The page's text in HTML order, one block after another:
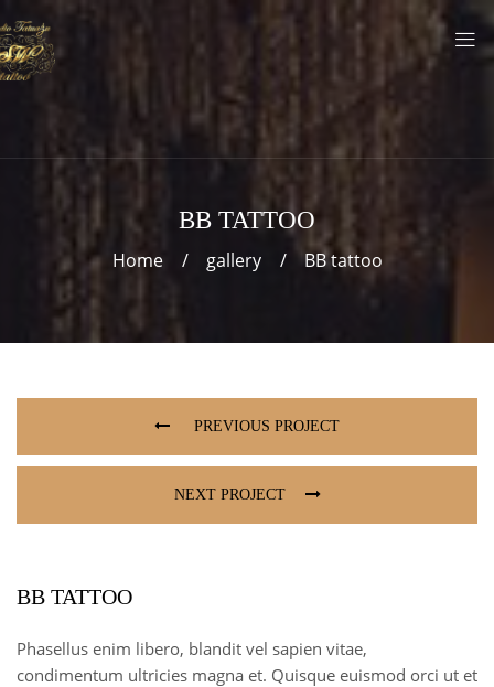
BB TATTOO
Home gallery BB tattoo
PREVIOUS PROJECT
NEXT PROJECT
BB TATTOO
Phasellus enim libero, blandit vel sapien vitae,
condimentum ultricies magna et. Quisque euismod orci ut et